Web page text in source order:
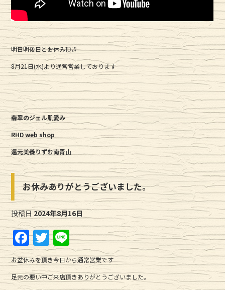
明日明後日とお休み頂き
8月21日(水)より通常営業しております
翡翠のジェル肌愛み
RHD web shop
還元美養りずむ南青山
お休みありがとうございました。
投稿日2024年8月16日
F
a
c
T
w
it
Li
n
e
お盆休みを頂き今日から通常営業です
足元の悪い中ご来店頂きありがとうございました。